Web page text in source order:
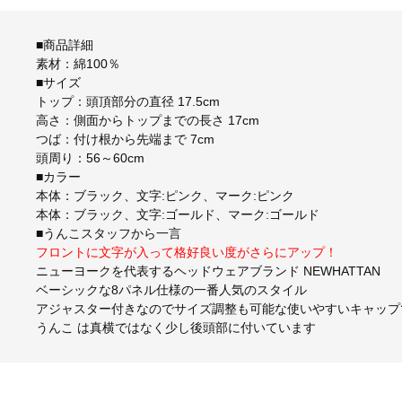
■商品詳細
素材：綿100％
■サイズ
トップ：頭頂部分の直径 17.5cm
高さ：側面からトップまでの長さ 17cm
つば：付け根から先端まで 7cm
頭周り：56～60cm
■カラー
本体：ブラック、文字:ピンク、マーク:ピンク
本体：ブラック、文字:ゴールド、マーク:ゴールド
■うんこスタッフから一言
フロントに文字が入って格好良い度がさらにアップ！
ニューヨークを代表するヘッドウェアブランド NEWHATTAN
ベーシックな8パネル仕様の一番人気のスタイル
アジャスター付きなのでサイズ調整も可能な使いやすいキャッ
うんこ は真横ではなく少し後頭部に付いています